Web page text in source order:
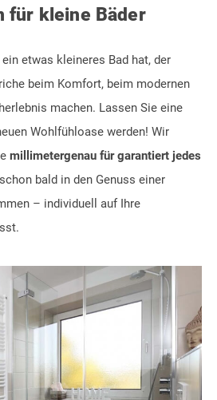
für kleine Bäder
etwas kleineres Bad hat, der
beim Komfort, beim modernen
machen. Lassen Sie eine
Wohlfühloase werden! Wir
millimetergenau für garantiert jedes
bald in den Genuss einer
– individuell auf Ihre